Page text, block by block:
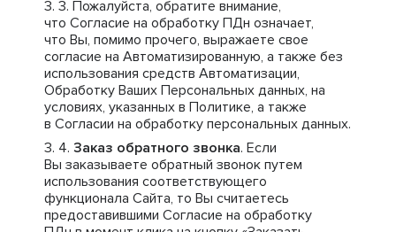
Пожалуйста, обратите внимание,
что Согласие на обработку ПДн означает,
что Вы, помимо прочего, выражаете свое
согласие на Автоматизированную, а также без
использования средств Автоматизации,
Обработку Ваших Персональных данных, на
условиях, указанных в Политике, а также
в Согласии на обработку персональных данных.
Заказ обратного звонка. Если
Вы заказываете обратный звонок путем
использования соответствующего
функционала Сайта, то Вы считаетесь
предоставившими Согласие на обработку